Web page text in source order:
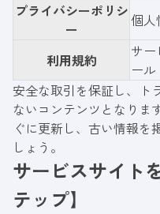
プライバシーポリシ
ー
個人
利用規約
サ
ール
安全な取引を保証し、ト
ないコンテンツとなりま
ぐに更新し、古い情報を
しょう。
サービスサイト
テップ】